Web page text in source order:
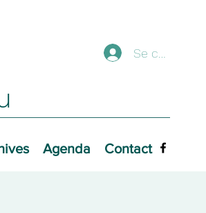
Se connecter
Agenda Contact